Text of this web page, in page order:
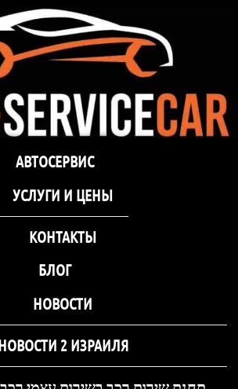
Self-
Car Хмельницкий
СТО
Self-
Хмельницкий
самообслуживания Self-
АВТОСЕРВИС
УCЛУГИ И ЦЕНЫ
КОНТАКТЫ
БЛОГ
НОВОСТИ
2 ИЗРАИЛЯ